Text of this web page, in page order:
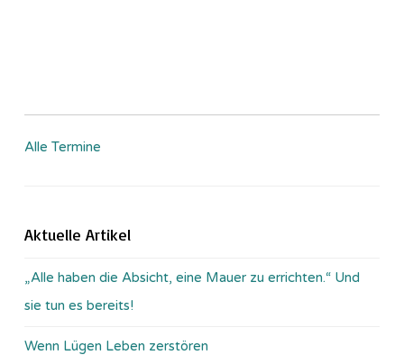
Alle Termine
Aktuelle Artikel
„Alle haben die Absicht, eine Mauer zu errichten.“ Und
sie tun es bereits!
Wenn Lügen Leben zerstören